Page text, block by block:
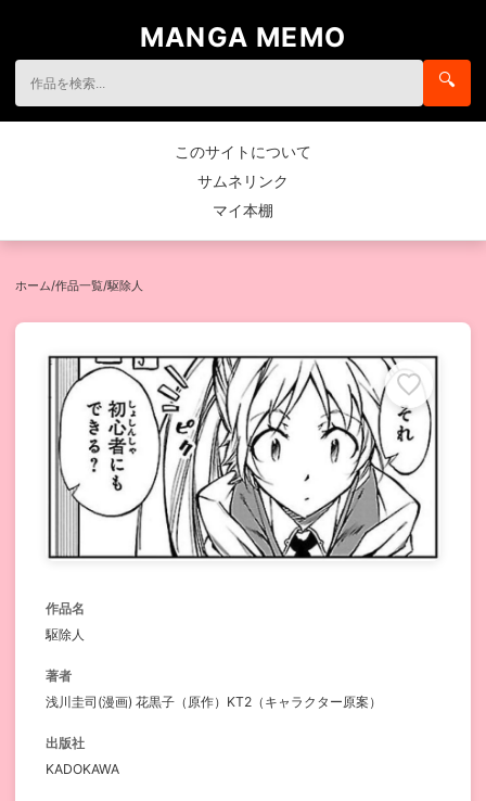
MANGA MEMO
🔍
このサイトについて
サムネリンク
マイ本棚
ホーム/作品一覧/駆除人
作品名
駆除人
著者
浅川圭司(漫画) 花黒子（原作）KT2（キャラクター原案）
出版社
KADOKAWA